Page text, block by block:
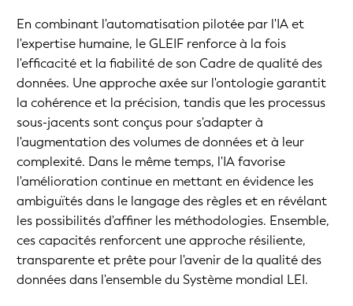
En combinant l'automatisation pilotée par l'IA et
l'expertise humaine, le GLEIF renforce à la fois
l'efficacité et la fiabilité de son Cadre de qualité des
données. Une approche axée sur l'ontologie garantit
la cohérence et la précision, tandis que les processus
sous-jacents sont conçus pour s'adapter à
l'augmentation des volumes de données et à leur
complexité. Dans le même temps, l'IA favorise
l'amélioration continue en mettant en évidence les
ambiguïtés dans le langage des règles et en révélant
les possibilités d'affiner les méthodologies. Ensemble,
ces capacités renforcent une approche résiliente,
transparente et prête pour l'avenir de la qualité des
données dans l'ensemble du Système mondial LEI.